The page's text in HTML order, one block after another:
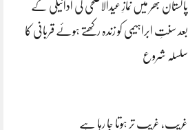
پاکستان بھر میں نمازِ عیدالاضحی کی ادائیگی کے
بعد سنتِ ابراہیمی کو زندہ رکھتے ہوئے قربانی کا
سلسلہ شروع
غریب، غریب تر ہوتا جا رہا ہے